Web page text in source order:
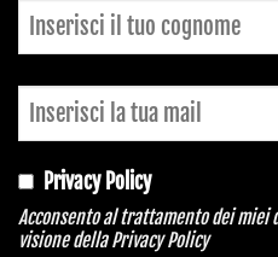
Privacy Policy
Acconsento al trattamento dei miei
visione dellaPrivacy Policy